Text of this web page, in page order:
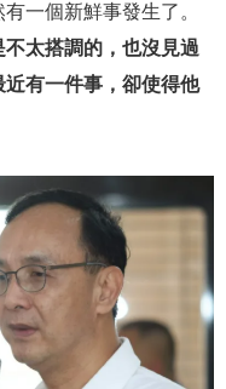
一個新鮮事發生了。
太搭調的，也沒見過
有一件事，卻使得他